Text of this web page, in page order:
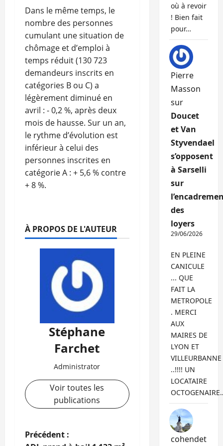
Dans le même temps, le
nombre des personnes
cumulant une situation de
chômage et d’emploi à
temps réduit (130 723
demandeurs inscrits en
catégories B ou C) a
légèrement diminué en
avril : - 0,2 %, après deux
mois de hausse. Sur un an,
le rythme d’évolution est
inférieur à celui des
personnes inscrites en
catégorie A : + 5,6 % contre
+ 8 %.
À PROPOS DE L'AUTEUR
Stéphane
Farchet
Administrator
Voir toutes les
publications
N
Précédent :
où à revoir
! Bien fait
pour…
Pierre
Masson
sur
Doucet
et Van
Styvendael
s’opposent
à Sarselli
sur
des
loyers
29/06/2026
EN PLEINE
CANICULE
... QUE
FAIT LA
METROPOLE
. MERCI
AUX
MAIRES DE
LYON ET
VILLEURBANNE
..!!!! UN
LOCATAIRE
cohendet